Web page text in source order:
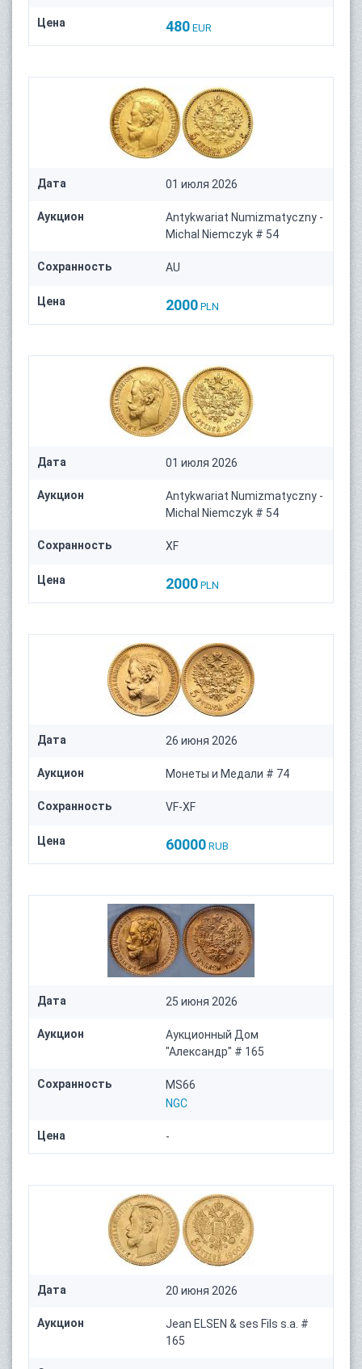
Цена 480 EUR
Дата 01 июля 2026
Аукцион
Antykwariat Numizmatyczny -
Michal Niemczyk # 54
Сохранность AU
Цена 2000 PLN
Дата 01 июля 2026
Аукцион
Antykwariat Numizmatyczny -
Michal Niemczyk # 54
Сохранность XF
Цена 2000 PLN
Дата 26 июня 2026
Аукцион Монеты и Медали # 74
Сохранность VF-XF
Цена 60000 RUB
Дата 25 июня 2026
Аукцион
Аукционный Дом
"Александр" # 165
Сохранность
MS66
NGC
Цена -
Дата 20 июня 2026
Аукцион
Jean ELSEN & ses Fils s.a. #
165